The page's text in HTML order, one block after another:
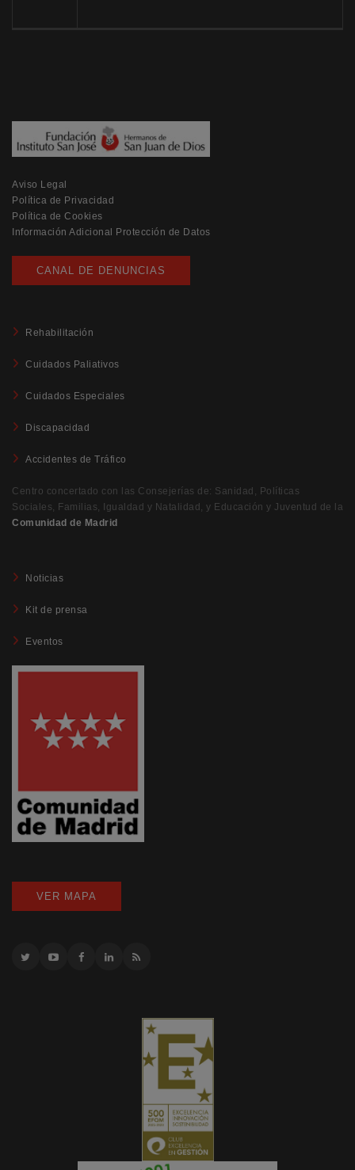
Aviso Legal
Política de Privacidad
Política de Cookies
Información Adicional Protección de Datos
CANAL DE DENUNCIAS
Rehabilitación
Cuidados Paliativos
Cuidados Especiales
Discapacidad
Accidentes de Tráfico
Centro concertado con las Consejerías de: Sanidad, Políticas
Sociales, Familias, Igualdad y Natalidad, y Educación y Juventud de la
Comunidad de Madrid
Noticias
Kit de prensa
Eventos
VER MAPA